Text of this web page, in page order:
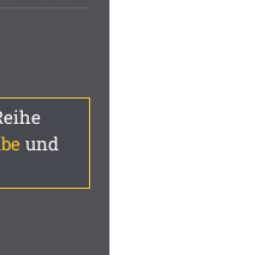
und